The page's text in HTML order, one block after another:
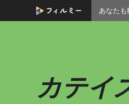
あなたも
カテイ